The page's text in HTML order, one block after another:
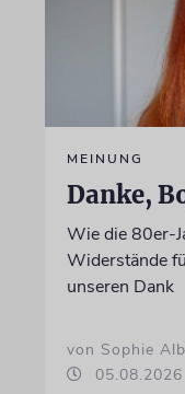
MEINUNG
Danke,
Wie die 80er-
Widerstände
unseren Dank
von Sophie
05.08.2026